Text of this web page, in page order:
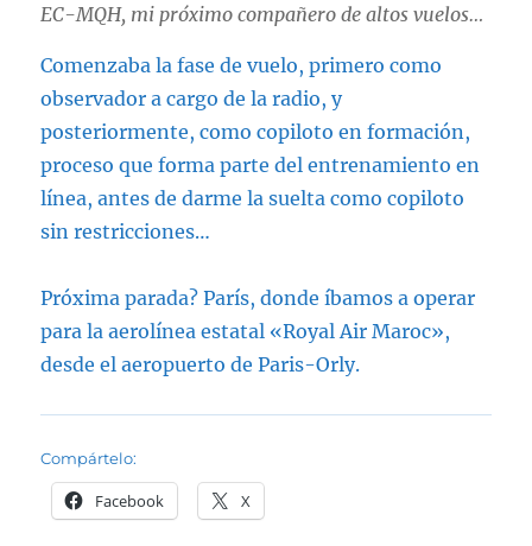
EC-MQH, mi próximo compañero de altos vuelos…
Comenzaba la fase de vuelo, primero como
observador a cargo de la radio, y
posteriormente, como copiloto en formación,
proceso que forma parte del entrenamiento en
línea, antes de darme la suelta como copiloto
sin restricciones…
Próxima parada? París, donde íbamos a operar
para la aerolínea estatal «Royal Air Maroc»,
desde el aeropuerto de Paris-Orly.
Compártelo:
Facebook X